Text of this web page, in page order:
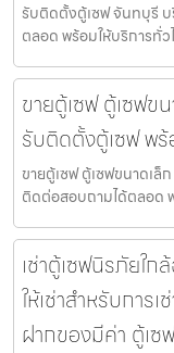
รับติดตั้งตู้เซฟ จันทบุรี
ตลอด พร้อมให้บริการทั่
ขายตู้เซฟ ตู้เซฟข
รับติดตั้งตู้เซฟ พ
ขายตู้เซฟ ตู้เซฟขนาดเล็
ติดต่อสอบถามได้ตลอด
เช่าตู้เซฟนิรภัยใ
ให้เช่าสำหรับการ
ฝากของมีค่า ตู้เซ